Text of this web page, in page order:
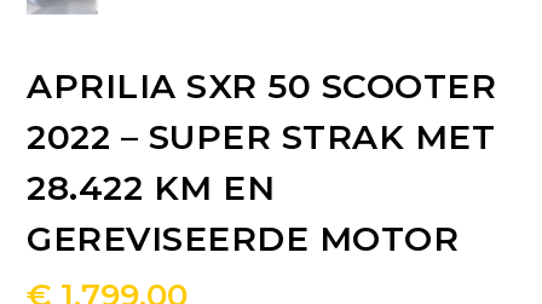
APRILIA SXR 50 SCOOTER
2022 – SUPER STRAK MET
28.422 KM EN
GEREVISEERDE MOTOR
€ 1.799,00